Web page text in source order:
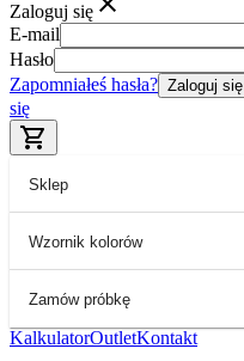
Zaloguj się
E-mail
Hasło
Zapomniałeś hasła? Zaloguj się
się
Sklep
Wzornik kolorów
Zamów próbkę
KalkulatorOutletKontakt